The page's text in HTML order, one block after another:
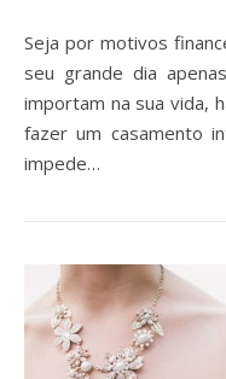
Seja por motivos financeiros ou pelo desejo de partilhar o
seu grande dia
importam na sua vida,
fazer um casamento
impede…